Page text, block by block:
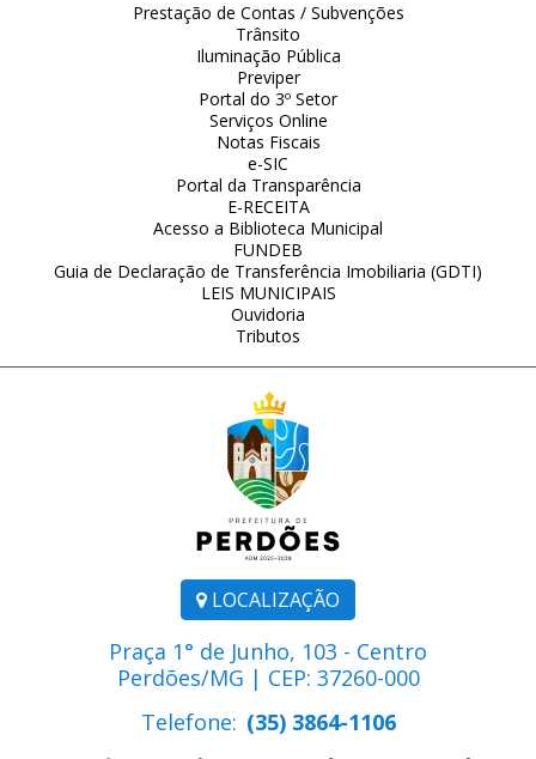
LOCALIZAÇÃO
Praça 1° de Junho, 103 - Centro
Perdões/MG | CEP: 37260-000
Telefone: (35) 3864-1106
Prestação de Contas / Subvenções
Trânsito
Iluminação Pública
Previper
Portal do 3º Setor
Serviços Online
Notas Fiscais
e-SIC
Portal da Transparência
E-RECEITA
Acesso a Biblioteca Municipal
FUNDEB
Guia de Declaração de Transferência Imobiliaria (GDTI)
LEIS MUNICIPAIS
Ouvidoria
Tributos